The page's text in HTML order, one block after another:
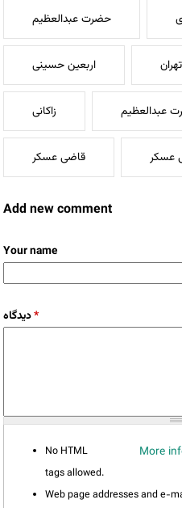
حضرت عبدالعظیم
اربعین حسینی
زاکانی عبدالعظیم
قاضی عسکر عسکر
Add new comment
Your name
دیدگاه*
More
No HTML
tags allowed.
Web page addresses and e-